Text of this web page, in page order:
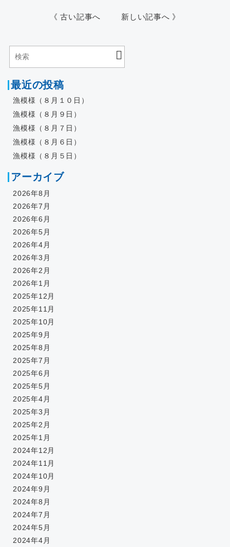
《 古い記事へ 新しい記事へ 》
最近の投稿
漁模様（８月１０日）
漁模様（８月９日）
漁模様（８月７日）
漁模様（８月６日）
漁模様（８月５日）
アーカイブ
2026年8月
2026年7月
2026年6月
2026年5月
2026年4月
2026年3月
2026年2月
2026年1月
2025年12月
2025年11月
2025年10月
2025年9月
2025年8月
2025年7月
2025年6月
2025年5月
2025年4月
2025年3月
2025年2月
2025年1月
2024年12月
2024年11月
2024年10月
2024年9月
2024年8月
2024年7月
2024年5月
2024年4月